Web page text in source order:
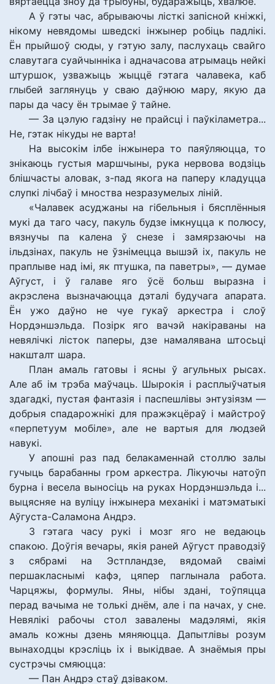
А ў гэты час, абрываючы лісткі запісной кніжкі,
нікому невядомы шведскі інжынер робіць падлікі.
Ён прыйшоў сюды, у гэтую залу, паслухаць свайго
славутага суайчынніка і адначасова атрымаць нейкі
штуршок, узважыць жыццё гэтага чалавека, каб
глыбей заглянуць у сваю даўнюю мару, якую да
пары да часу ён трымае ў тайне.
— За цэлую гадзіну не прайсці і паўкіламетра...
Не, гэтак нікуды не варта!
На высокім ілбе інжынера то паяўляюцца, то
знікаюць густыя маршчыны, рука нервова водзіць
блішчасты аловак, з-пад якога на паперу кладуцца
слупкі лічбаў і мноства незразумелых ліній.
«Чалавек асуджаны на гібельныя і бясплённыя
мукі да таго часу, пакуль будзе імкнуцца к полюсу,
вязнучы па калена ў снезе і замярзаючы на
ільдзінах, пакуль не ўзнімецца вышэй іх, пакуль не
праплыве над імі, як птушка, па паветры», — думае
Аўгуст, і ў галаве яго ўсё больш выразна і
акрэслена вызначаюцца дэталі будучага апарата.
Ён ужо даўно не чуе гукаў аркестра і слоў
Нордэншэльда. Позірк яго вачэй накіраваны на
невялічкі лісток паперы, дзе намалявана штосьці
накшталт шара.
План амаль гатовы і ясны ў агульных рысах.
Але аб ім трэба маўчаць. Шырокія і расплыўчатыя
здагадкі, пустая фантазія і паспешлівы энтузіязм —
добрыя спадарожнікі для пражэкцёраў і майстроў
«перпетуум мобіле», але не вартыя для людзей
навукі.
У апошні раз пад белакаменнай столлю залы
гучыць барабанны гром аркестра. Лікуючы натоўп
бурна і весела выносіць на руках Нордэншэльда і...
выцясняе на вуліцу інжынера механікі і матэматыкі
Аўгуста-Саламона Андрэ.
З гэтага часу рукі і мозг яго не ведаюць
спакою. Доўгія вечары, якія раней Аўгуст праводзіў
з сябрамі на Эстпландзе, вядомай сваімі
першакласнымі кафэ, цяпер паглынала работа.
Чарцяжы, формулы. Яны, нібы здані, тоўпяцца
перад вачыма не толькі днём, але і па начах, у сне.
Невялікі рабочы стол завалены мадэлямі, якія
амаль кожны дзень мяняюцца. Дапытлівы розум
вынаходцы крэсліць іх і выкідвае. А знаёмыя пры
сустрэчы смяюцца:
— Пан Андрэ стаў дзіваком.